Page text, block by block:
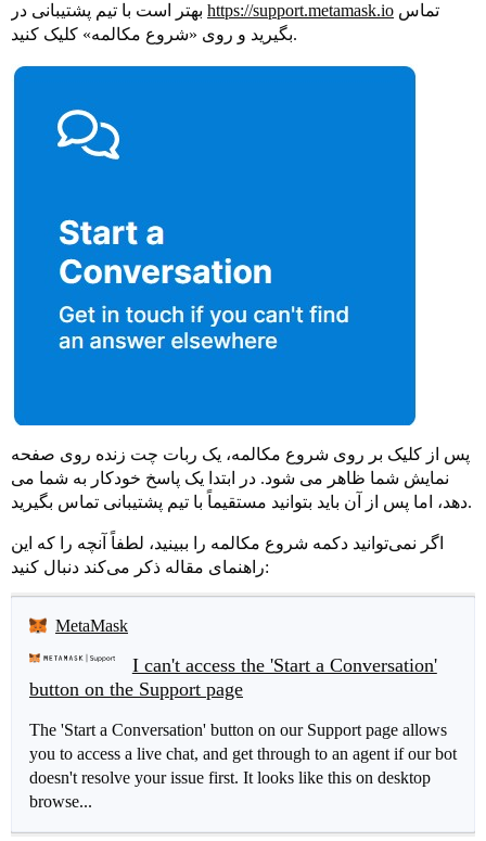
https://support.metamask.io
بگیرید و روی «شروع مکالمه» کلیک کنید.
پس از کلیک بر روی شروع مکالمه، یک ربات چت زنده روی صفحه
نمایش شما ظاهر می شود. در ابتدا یک پاسخ خودکار به شما می
دهد، اما پس از آن باید بتوانید مستقیماً با تیم پشتیبانی تماس بگیرید.
اگر نمی‌توانید دکمه شروع مکالمه را ببینید، لطفاً آنچه را که این
راهنمای مقاله ذکر می‌کند دنبال کنید:
MetaMask
I can't access the 'Start a Conversation'
button on the Support page
The 'Start a Conversation' button on our Support page allows
you to access a live chat, and get through to an agent if our bot
doesn't resolve your issue first. It looks like this on desktop
browse...